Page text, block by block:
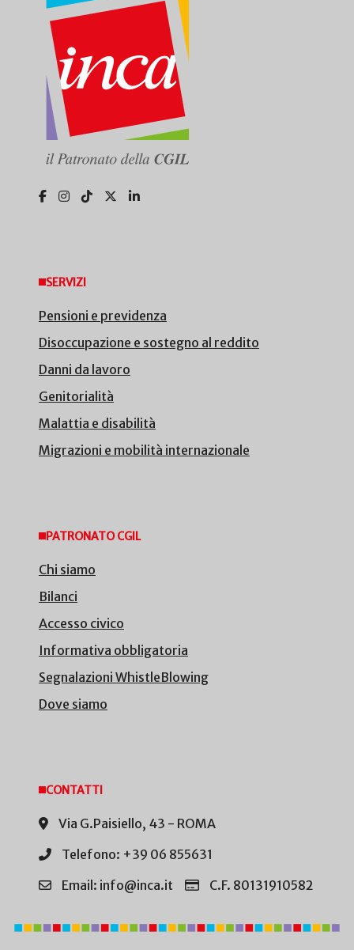
SERVIZI
Pensioni e previdenza
Disoccupazione e sostegno al reddito
Danni da lavoro
Genitorialità
Malattia e disabilità
Migrazioni e mobilità internazionale
PATRONATO CGIL
Chi siamo
Bilanci
Accesso civico
Informativa obbligatoria
Segnalazioni WhistleBlowing
Dove siamo
CONTATTI
Via G.Paisiello, 43 - ROMA
Telefono: +39 06 855631
Email: info@inca.it
C.F. 80131910582